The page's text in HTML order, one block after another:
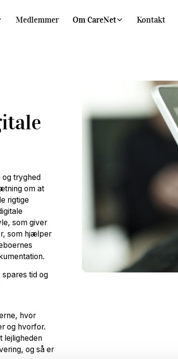
Medlemmer Om CareNet Kontakt
tryghed
om at
rigtige
som giver
som hjælper
tid og
hvor
og hvorfor.
lejligheden
og så er